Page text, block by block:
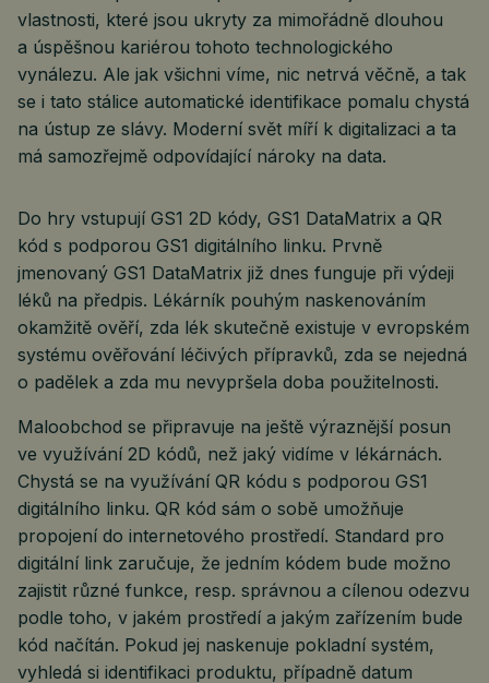
vlastnosti, které jsou ukryty za mimořádně dlouhou
a úspěšnou kariérou tohoto technologického
vynálezu. Ale jak všichni víme, nic netrvá věčně, a tak
se i tato stálice automatické identifikace pomalu chystá
na ústup ze slávy. Moderní svět míří k digitalizaci a ta
má samozřejmě odpovídající nároky na data.
Do hry vstupují GS1 2D kódy, GS1 DataMatrix a QR
kód s podporou GS1 digitálního linku. Prvně
jmenovaný GS1 DataMatrix již dnes funguje při výdeji
léků na předpis. Lékárník pouhým naskenováním
okamžitě ověří, zda lék skutečně existuje v evropském
systému ověřování léčivých přípravků, zda se nejedná
o padělek a zda mu nevypršela doba použitelnosti.
Maloobchod se připravuje na ještě výraznější posun
ve využívání 2D kódů, než jaký vidíme v lékárnách.
Chystá se na využívání QR kódu s podporou GS1
digitálního linku. QR kód sám o sobě umožňuje
propojení do internetového prostředí. Standard pro
digitální link zaručuje, že jedním kódem bude možno
zajistit různé funkce, resp. správnou a cílenou odezvu
podle toho, v jakém prostředí a jakým zařízením bude
kód načítán. Pokud jej naskenuje pokladní systém,
vyhledá si identifikaci produktu, případně datum